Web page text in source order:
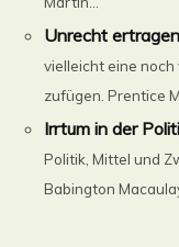
Unrecht
vielleicht eine
zufügen. Prentice
Irrtum in der
Politik, Mittel und
Babington